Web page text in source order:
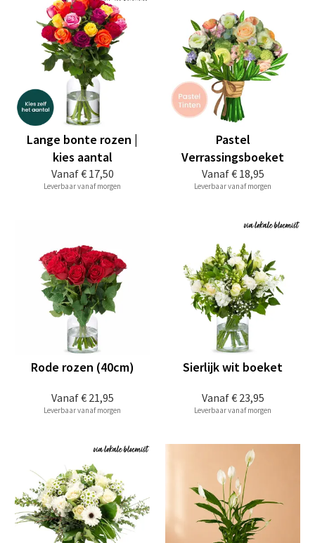
Vanaf€ 17,50
Lange bonte rozen |
kies aantal
Leverbaar vanaf morgen
Vanaf€ 18,95
Pastel
Verrassingsboeket
Leverbaar vanaf morgen
Vanaf€ 21,95
Rode rozen (40cm)
Leverbaar vanaf morgen
Vanaf€ 23,95
Sierlijk wit boeket
Leverbaar vanaf morgen